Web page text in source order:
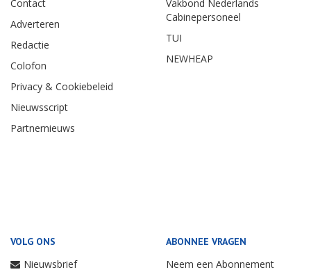
Contact
Adverteren
Redactie
Colofon
Privacy & Cookiebeleid
Nieuwsscript
Partnernieuws
Vakbond Nederlands
Cabinepersoneel
TUI
NEWHEAP
VOLG ONS
Nieuwsbrief
ABONNEE VRAGEN
Neem een Abonnement